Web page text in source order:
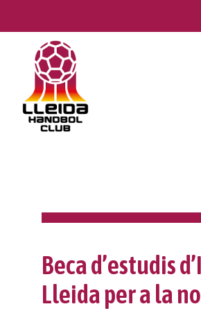
to
Història
Reglament intern
Equips
Vols jugar?
Propers partits
Projecte Meraki
Beca d’estudis
Lleida per a la